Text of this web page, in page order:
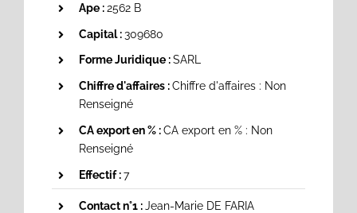
Ape :2562 B
Capital :309680
Forme Juridique :SARL
Chiffre d'affaires :Chiffre d'affaires : Non
Renseigné
CA export en % :CA export en % : Non
Renseigné
Effectif :7
Contact n°1 :Jean-Marie DE FARIA